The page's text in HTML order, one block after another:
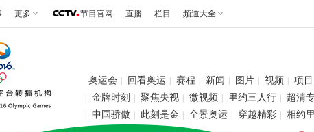
更多 节目官网 直播 栏目 频道大全
奥运会 回看奥运 赛程 新闻 图片 视频 项目
金牌时刻 聚焦央视 微视频 里约三人行 超清
中国骄傲 此刻是金 全景奥运 穿越精彩 相约